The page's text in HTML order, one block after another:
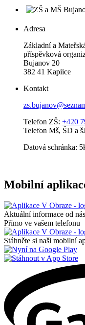
Adresa
Základní a
příspěvková
Bujanov 20
382 41 Kapiice
Kontakt
Telefon ZŠ: +420
Telefon Mš, ŠD a
Datová schránka:
Mobilní
Aktuální informace od nás
Přímo ve vašem telefonu
Stáhněte si naši mobilní